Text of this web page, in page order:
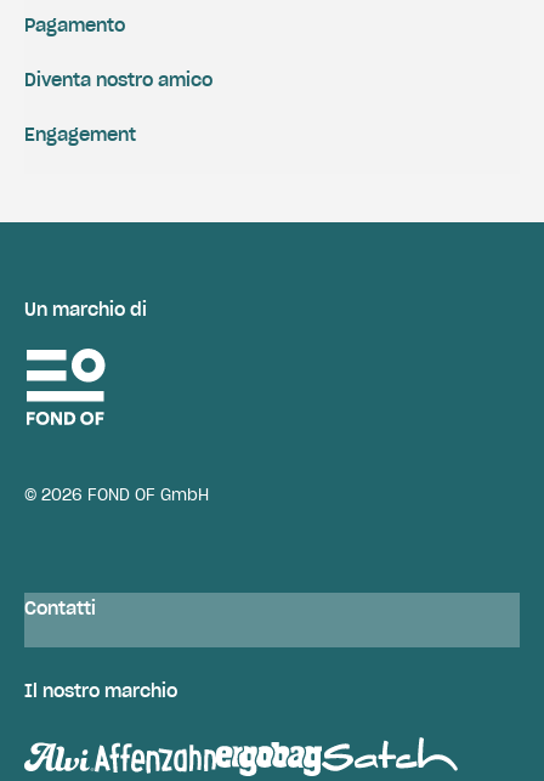
Pagamento
Engagement
Diventa nostro amico
Un marchio di
© 2026 FOND OF GmbH
Contatti
Il nostro marchio